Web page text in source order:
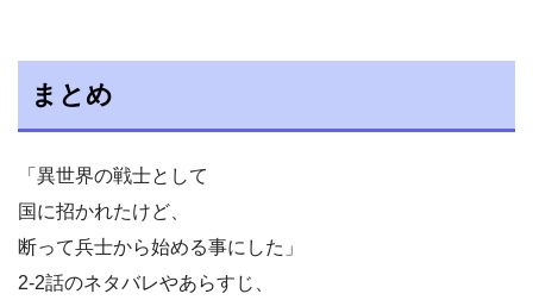
まとめ
「異世界の戦士として
国に招かれたけど、
断って兵士から始める事にした」
2-2話のネタバレやあらすじ、